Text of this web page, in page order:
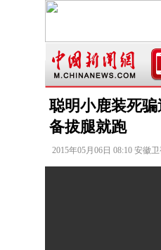
聪明小鹿装死
备拔腿就跑
2015年05月06日 08:10 安徽